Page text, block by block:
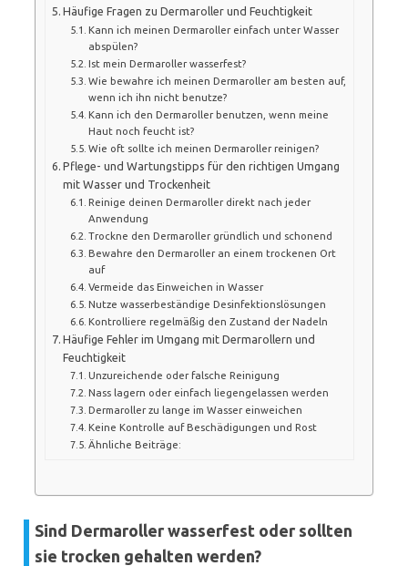
Häufige Fragen zu Dermaroller und Feuchtigkeit
Kann ich meinen Dermaroller einfach unter Wasser
abspülen?
Ist mein Dermaroller wasserfest?
Wie bewahre ich meinen Dermaroller am besten auf,
wenn ich ihn nicht benutze?
Kann ich den Dermaroller benutzen, wenn meine
Haut noch feucht ist?
Wie oft sollte ich meinen Dermaroller reinigen?
Pflege- und Wartungstipps für den richtigen Umgang
mit Wasser und Trockenheit
Reinige deinen Dermaroller direkt nach jeder
Anwendung
Trockne den Dermaroller gründlich und schonend
Bewahre den Dermaroller an einem trockenen Ort
auf
Vermeide das Einweichen in Wasser
Nutze wasserbeständige Desinfektionslösungen
Kontrolliere regelmäßig den Zustand der Nadeln
Häufige Fehler im Umgang mit Dermarollern und
Feuchtigkeit
Unzureichende oder falsche Reinigung
Nass lagern oder einfach liegengelassen werden
Dermaroller zu lange im Wasser einweichen
Keine Kontrolle auf Beschädigungen und Rost
Ähnliche Beiträge:
Sind Dermaroller wasserfest oder sollten
sie trocken gehalten werden?